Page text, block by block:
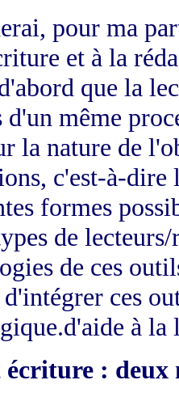
pour ma
et à la
que la
d'un même
la nature de
c'est-à-
formes
de
de ces
ces
à la
: deux